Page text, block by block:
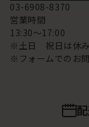
03-6908-8370
営業時間
13:30～17:00
※土日 祝日は休み
※フォームでのお